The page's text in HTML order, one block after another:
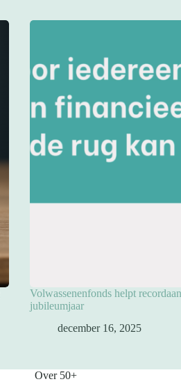
Volwassenenfonds helpt
jubileumjaar
december 16, 2025
Over 50+